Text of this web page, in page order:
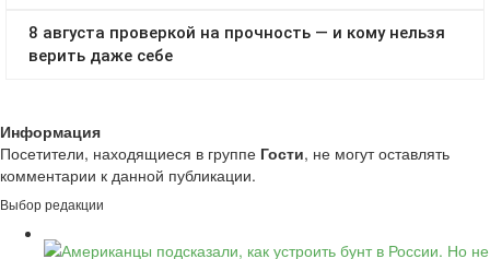
Информация
Посетители, находящиеся в группе Гости, не могут оставлять
комментарии к данной публикации.
Выбор редакции